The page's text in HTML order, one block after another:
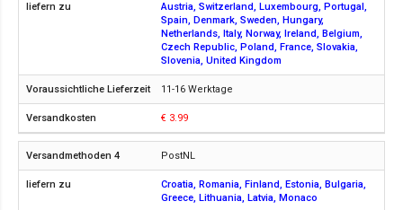
Austria, Switzerland, Luxembourg, Portugal,
Spain, Denmark, Sweden, Hungary,
Netherlands, Italy, Norway, Ireland, Belgium,
Czech Republic, Poland, France, Slovakia,
Slovenia, United Kingdom
11-16 Werktage
€ 3.99
PostNL
Croatia, Romania, Finland, Estonia, Bulgaria,
Greece, Lithuania, Latvia, Monaco